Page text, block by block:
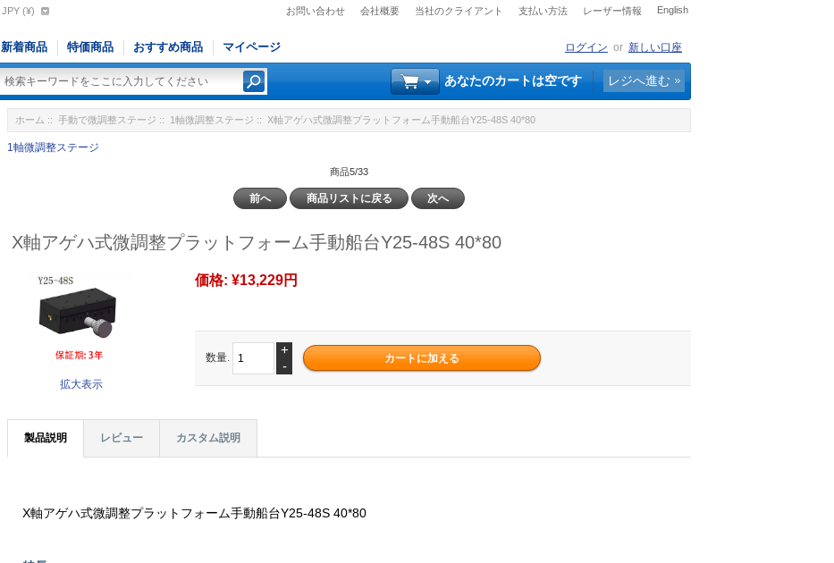
お問い合わせ 会社概要 当社のクライアント 支払い方法 レーザー情報 English
JPY (¥)
新着商品 特価商品 おすすめ商品 マイページ ログイン or 新しい口座
あなたのカートは空です レジへ進む
ホーム ::手動で微調整ステージ :: 1軸微調整ステージ :: X軸アゲハ式微調整プラットフォーム手動船台Y25-48S 40*80
1軸微調整ステージ
商品5/33
前へ 商品リストに戻る 次へ
X軸アゲハ式微調整プラットフォーム手動船台Y25-48S 40*80
拡大表示
価格:¥13,229円
数量.
+
-
製品説明 レビュー カスタム説明
X軸アゲハ式微調整プラットフォーム手動船台Y25-48S 40*80